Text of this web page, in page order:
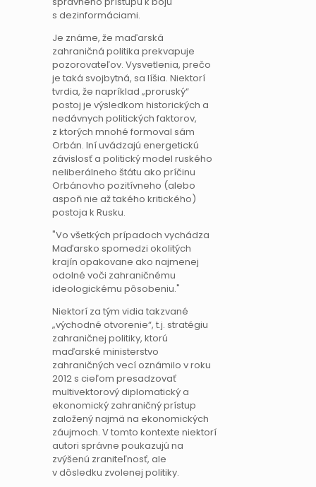
s dezinformáciami.
Je známe, že maďarská
zahraničná politika prekvapuje
pozorovateľov. Vysvetlenia, prečo
je taká svojbytná, sa líšia. Niektorí
tvrdia, že napríklad „proruský“
postoj je výsledkom historických a
nedávnych politických faktorov,
z ktorých mnohé formoval sám
Orbán. Iní uvádzajú energetickú
závislosť a politický model ruského
neliberálneho štátu ako príčinu
Orbánovho pozitívneho (alebo
aspoň nie až takého kritického)
postoja k Rusku.
Vo všetkých prípadoch vychádza
Maďarsko spomedzi okolitých
krajín opakovane ako najmenej
odolné voči zahraničnému
ideologickému pôsobeniu.
Niektorí za tým vidia takzvané
„východné otvorenie“, t.j. stratégiu
zahraničnej politiky, ktorú
maďarské ministerstvo
zahraničných vecí oznámilo v roku
2012 s cieľom presadzovať
multivektorový diplomatický a
ekonomický zahraničný prístup
založený najmä na ekonomických
záujmoch. V tomto kontexte niektorí
autori správne poukazujú na
zvýšenú zraniteľnosť, ale
v dôsledku zvolenej politiky.